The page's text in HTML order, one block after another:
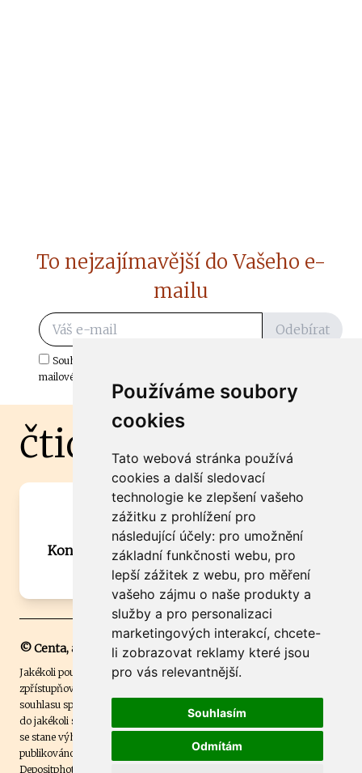
Používáme soubory
cookies
Tato webová stránka používá
cookies a další sledovací
technologie ke zlepšení vašeho
zážitku z prohlížení pro
následující účely: pro umožnění
základní funkčnosti webu, pro
lepší zážitek z webu, pro měření
vašeho zájmu o naše produkty a
služby a pro personalizaci
marketingových interakcí, chcete-
li zobrazovat reklamy které jsou
pro vás relevantnější.
Souhlasím
Odmítám
To nejzajímavější do Vašeho e-
mailu
Odebírat
Souhlasím s odběrem důležitých zpráv ze ČtiDoma.cz do mé e-
mailové schránky.
čtidoma.cz
Máte zajímavou informaci? Chcete
spolupracovat?
Kontaktujte šéfredaktora Martina Chalupu:
chalupa@ctidoma.cz
© Centa, a.s.
Jakékoli použití obsahu včetně převzetí, šíření či dalšího užití a
zpřístupňování textových či obrazových materiálů bez písemného
souhlasu společnosti Centa,a.s. je zakázáno. Čtenář svým přihlášením
do jakékoli soutěže na našem webu dává souhlas s tím, že v případě, že
se stane výhercem této soutěže, může být jeho jméno na webu
publikováno. Centa, a.s. využívala licenci ČTK a využívá fotografie z
Depositphotos